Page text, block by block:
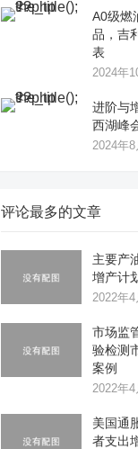
A0级燃
品，吉
表
2024年
进阶与
西湖峰
2024年8
评论最多的文章
主要产
增产计
2022年4
市场监
验检测
案例
2022年4
美国通
者支出